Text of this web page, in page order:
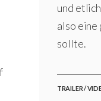
und
also eine
sollte.
TRAILER /